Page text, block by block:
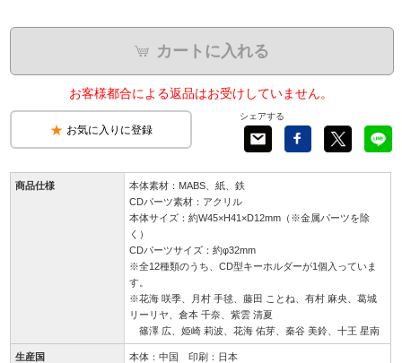
カートに入れる
お客様都合による返品はお受けしていません。
お気に入りに登録
シェアする
商品仕様
本体素材：MABS、紙、鉄
CDパーツ素材：アクリル
本体サイズ：約W45×H41×D12mm（※金属パーツを除
く）
CDパーツサイズ：約φ32mm
※全12種類のうち、CD型キーホルダーが1個入っていま
す。
※花海 咲季、月村 手毬、藤田 ことね、有村 麻央、葛城
リーリヤ、倉本 千奈、紫雲 清夏
篠澤 広、姫崎 莉波、花海 佑芽、秦谷 美鈴、十王 星南
生産国 本体：中国 印刷：日本